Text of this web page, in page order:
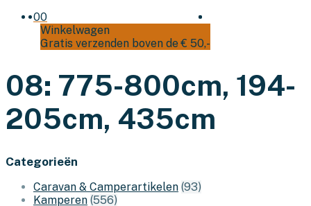
00
Winkelwagen
Gratis verzenden boven de € 50,-
08: 775-800cm, 194-
205cm, 435cm
Categorieën
Caravan & Camperartikelen (93)
Kamperen (556)